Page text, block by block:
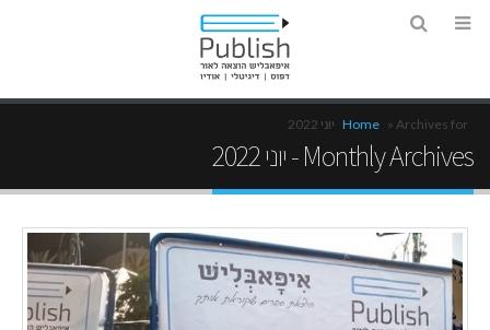
Home » Archives for יוני 2022
Monthly Archives - יוני 2022